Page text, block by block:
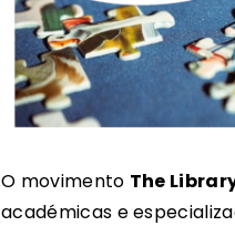
O movimento The
académicas e